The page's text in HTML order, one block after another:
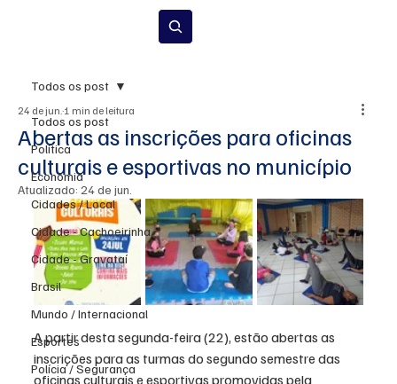
Todos os post
Política
Economia
Cidades / Local
Cidade - Cachoeirinha
Cidade - Gravataí
Brasil
Mundo / Internacional
Esportes
Polícia / Segurança
Todos os post
Abertas as inscrições para oficinas
culturais e esportivas no município
24 de jun. 1 min de leitura
Atualizado: 24 de jun.
A partir desta segunda-feira (22), estão abertas as
inscrições para as turmas do segundo semestre das
oficinas culturais e esportivas promovidas pela